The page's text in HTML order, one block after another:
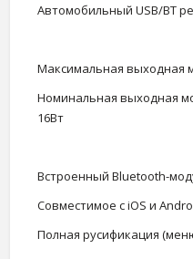
Автомобильный USB/BT
Максимальная выходная
Номинальная выходная
16Вт
Встроенный Bluetooth-
Совместимое с iOS и
Полная русификация